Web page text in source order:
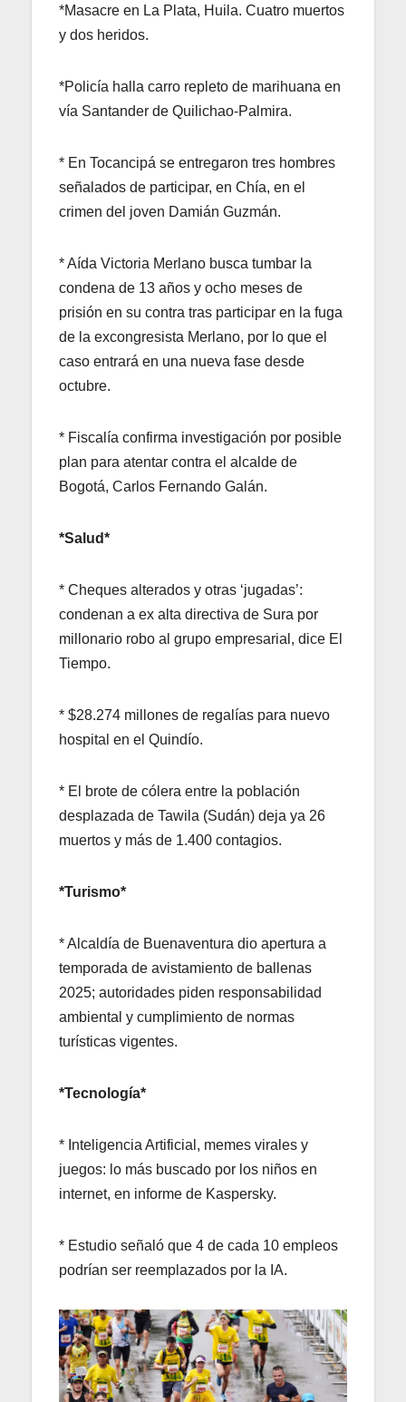
*Masacre en La Plata, Huila. Cuatro muertos
y dos heridos.
*Policía halla carro repleto de marihuana en
vía Santander de Quilichao-Palmira.
* En Tocancipá se entregaron tres hombres
señalados de participar, en Chía, en el
crimen del joven Damián Guzmán.
* Aída Victoria Merlano busca tumbar la
condena de 13 años y ocho meses de
prisión en su contra tras participar en la fuga
de la excongresista Merlano, por lo que el
caso entrará en una nueva fase desde
octubre.
* Fiscalía confirma investigación por posible
plan para atentar contra el alcalde de
Bogotá, Carlos Fernando Galán.
*Salud*
* Cheques alterados y otras ‘jugadas’:
condenan a ex alta directiva de Sura por
millonario robo al grupo empresarial, dice El
Tiempo.
* $28.274 millones de regalías para nuevo
hospital en el Quindío.
* El brote de cólera entre la población
desplazada de Tawila (Sudán) deja ya 26
muertos y más de 1.400 contagios.
*Turismo*
* Alcaldía de Buenaventura dio apertura a
temporada de avistamiento de ballenas
2025; autoridades piden responsabilidad
ambiental y cumplimiento de normas
turísticas vigentes.
*Tecnología*
* Inteligencia Artificial, memes virales y
juegos: lo más buscado por los niños en
internet, en informe de Kaspersky.
* Estudio señaló que 4 de cada 10 empleos
podrían ser reemplazados por la IA.